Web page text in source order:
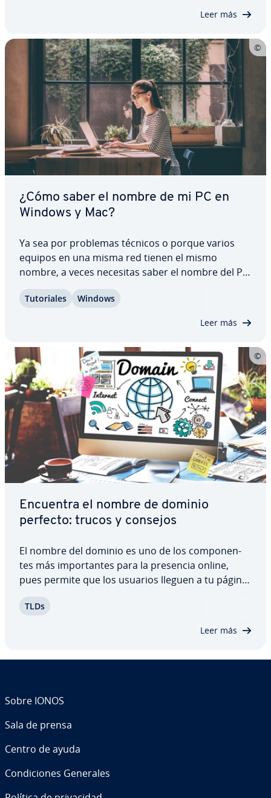
Leer más
¿Cómo saber el nombre de mi PC en
Windows y Mac?
Ya sea por problemas técnicos o porque varios
equipos en una misma red tienen el mismo
nombre, a veces necesitas saber el nombre del PC
red. Averiguar este no suele ser difícil. Descubre
Tu­to­ria­les Windows
Leer más
Encuentra el nombre de dominio
perfecto: trucos y consejos
El nombre del dominio es uno de los co­m­po­ne­n­
tes más im­po­r­ta­n­tes para la presencia online,
pues permite que los usuarios lleguen a tu página
mucho tiempo y dinero en registrar un nombre
TLDs
Leer más
Sobre IONOS
Sala de prensa
Centro de ayuda
Co­n­di­cio­nes Generales